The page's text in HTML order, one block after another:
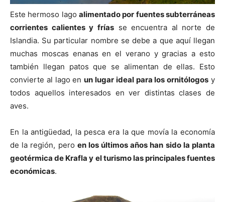
Este hermoso lago alimentado por fuentes subterráneas
corrientes calientes y fríasse encuentra al norte de
Islandia. Su particular nombre se debe a que aquí llegan
muchas moscas enanas en el verano y gracias a esto
también llegan patos que se alimentan de ellas. Esto
convierte al lago enun lugar ideal para los ornitólogos y
todos aquellos interesados en ver distintas clases de
aves.
En la antigüedad, la pesca era la que movía la economía
de la región, pero en los últimos años han sido la planta
geotérmica de Krafla y el turismo las principales fuentes
económicas.